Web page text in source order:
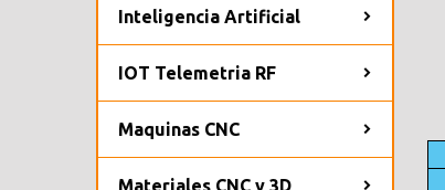
Inteligencia Artificial
IOT Telemetria RF
Maquinas CNC
Materiales CNC y 3D